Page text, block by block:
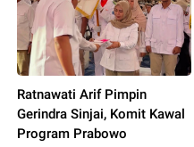
Ratnawati Arif Pimpin
Gerindra Sinjai, Komit Kawal
Program Prabowo